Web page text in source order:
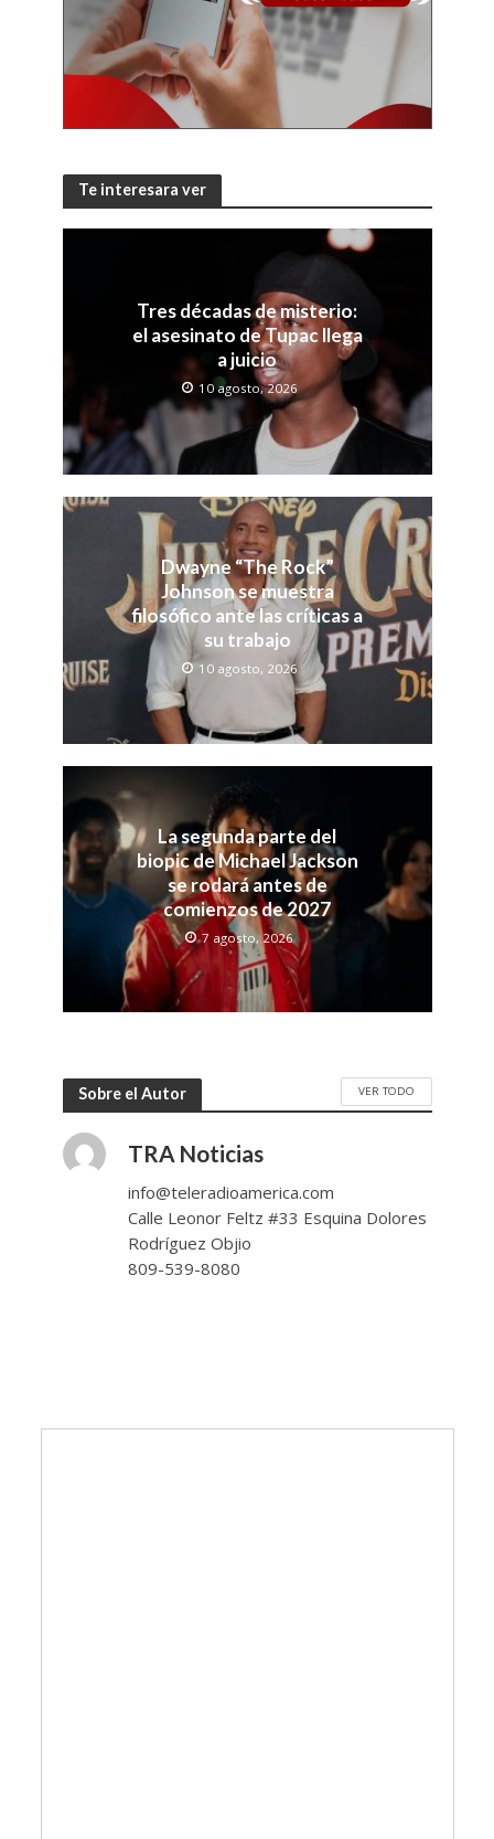
Te interesara ver
Tres décadas de misterio:
el asesinato de Tupac llega
a juicio
10 agosto, 2026
Dwayne “The Rock”
Johnson se muestra
filosófico ante las críticas a
su trabajo
10 agosto, 2026
La segunda parte del
biopic de Michael Jackson
se rodará antes de
comienzos de 2027
7 agosto, 2026
Sobre el Autor VER TODO
TRA Noticias
info@teleradioamerica.com
Calle Leonor Feltz #33 Esquina Dolores
Rodríguez Objio
809-539-8080